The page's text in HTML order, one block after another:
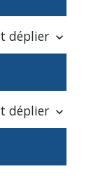
déplier keyboard_arrow_down
déplier keyboard_arrow_down